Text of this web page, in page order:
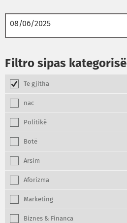
Filtro sipas kategorisë
Te gjitha
nac
Politikë
Botë
Arsim
Aforizma
Marketing
Biznes & Financa